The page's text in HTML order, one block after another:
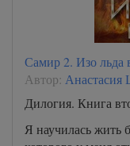
Самир 2. Изо льда
Автор: Анастасия
Дилогия. Книга
Я научилась жить